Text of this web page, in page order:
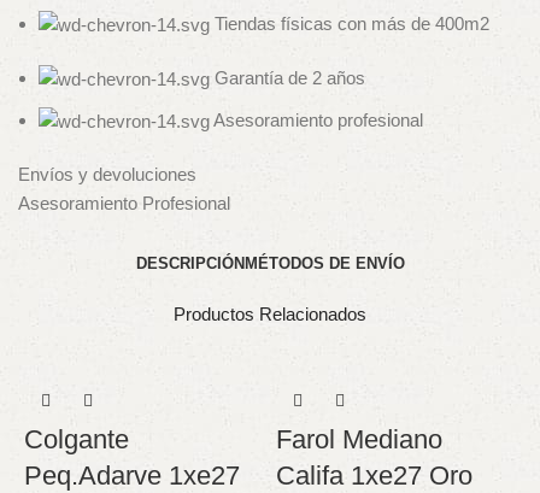
Tiendas físicas con más de 400m2
Garantía de 2 años
Asesoramiento profesional
Envíos y devoluciones
Asesoramiento Profesional
DESCRIPCIÓN MÉTODOS DE ENVÍO
Productos Relacionados
Colgante
Peq.Adarve 1xe27
Farol Mediano
Califa 1xe27 Oro